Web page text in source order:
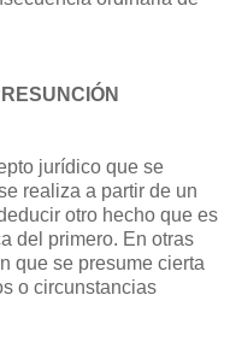
jurídico que se
realiza a partir de un
otro hecho que es
del primero. En otras
que se presume cierta
o circunstancias